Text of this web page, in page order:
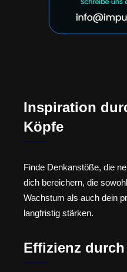
Inspiration
Köpfe
Finde Denkanstöße, die
dich bereichern, die
Wachstum als auch dein
langfristig stärken.
Effizienz